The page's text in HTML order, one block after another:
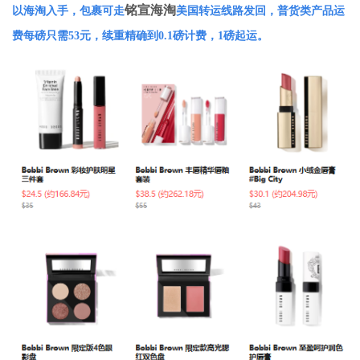
以海淘入手，包裹可走铭宣海淘美国转运线路发回，普货类产品运
费每磅只需53元，续重精确到0.1磅计费，1磅起运。